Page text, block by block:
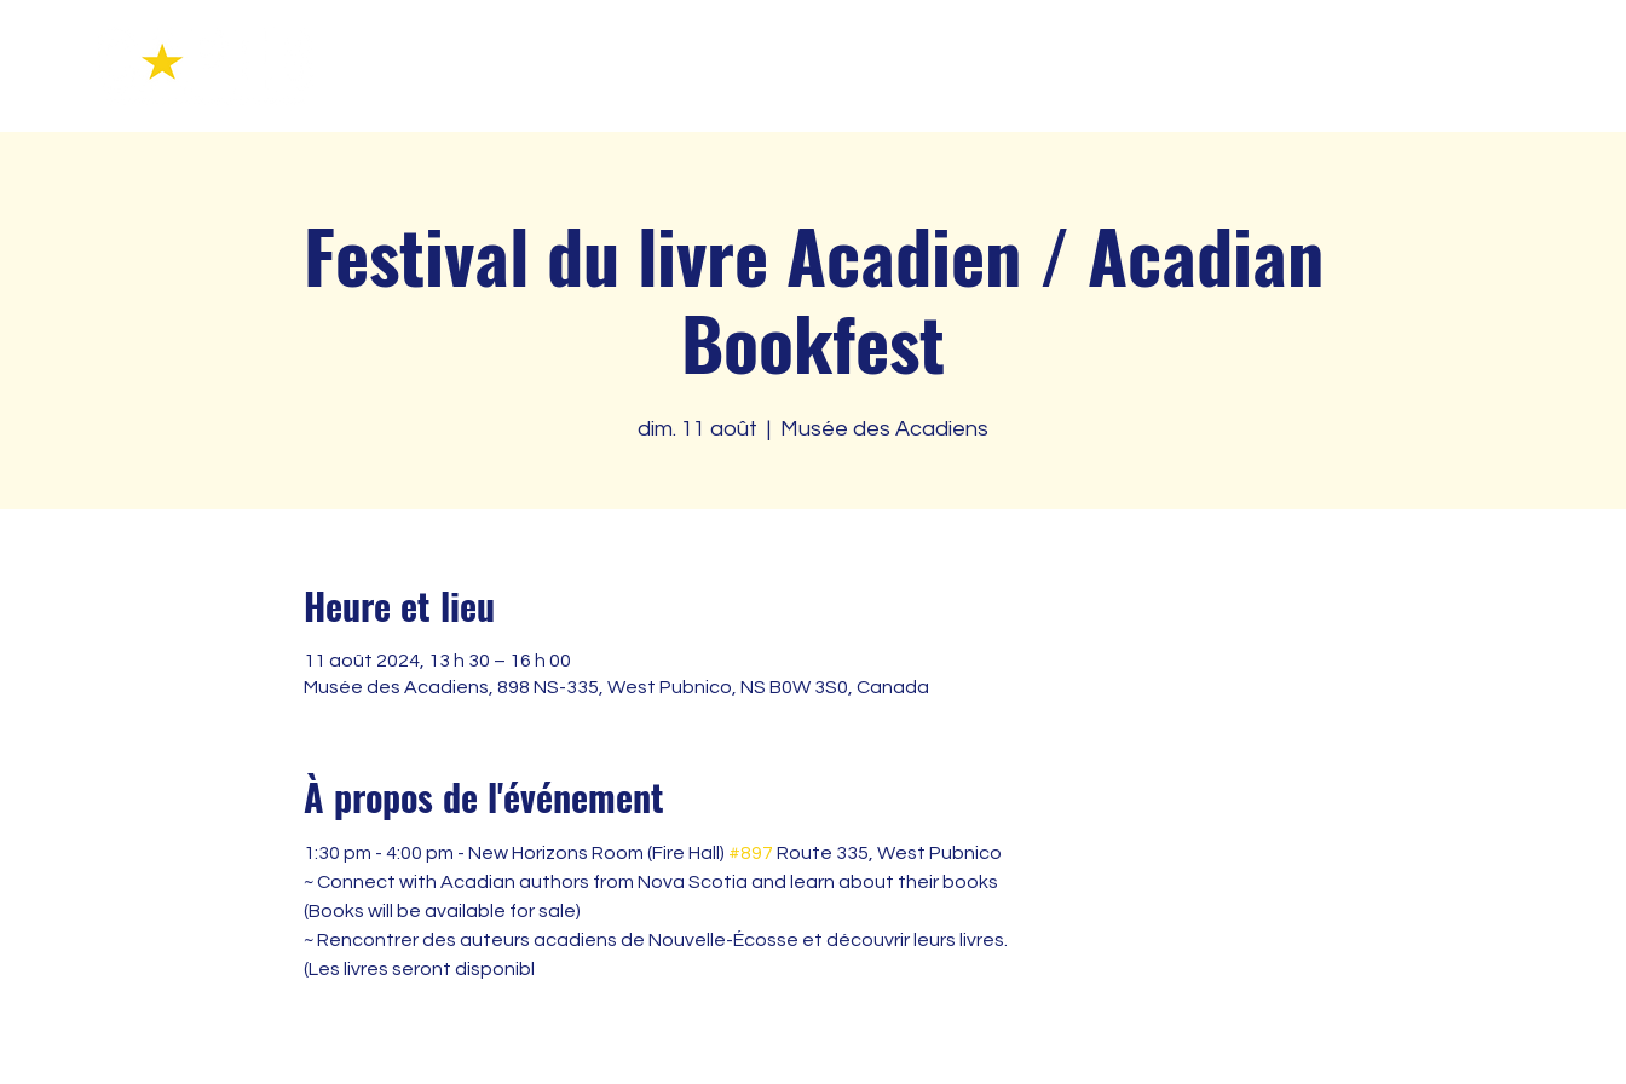
Festival du livre Acadien / Acadian
Bookfest
dim. 11 août
  |
Musée des Acadiens
Heure et lieu
11 août 2024, 13 h 30 – 16 h 00
Musée des Acadiens, 898 NS-335, West Pubnico, NS B0W 3S0, Canada
À propos de l'événement
1:30 pm - 4:00 pm - New Horizons Room (Fire Hall) #897 Route 335, West Pubnico
~ Connect with Acadian authors from Nova Scotia and learn about their books
(Books will be available for sale)
~ Rencontrer des auteurs acadiens de Nouvelle-Écosse et découvrir leurs livres.
(Les livres seront disponibl